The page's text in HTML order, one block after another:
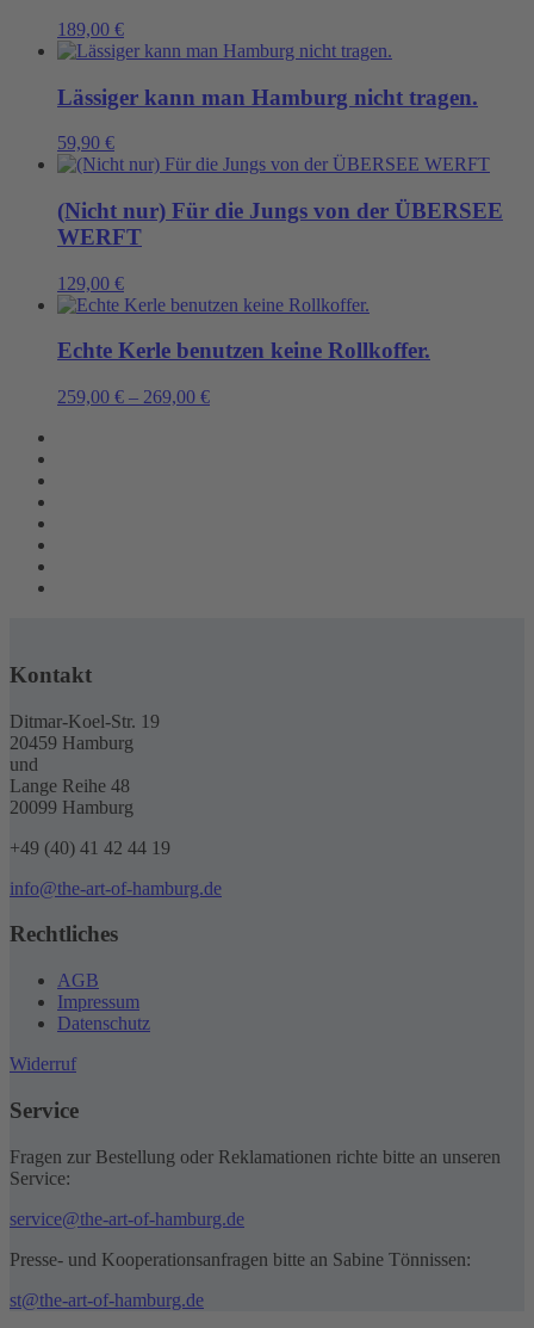
189,00 €
Lässiger kann man Hamburg nicht tragen.
59,90 €
(Nicht nur) Für die Jungs von der ÜBERSEE
WERFT
129,00 €
Echte Kerle benutzen keine Rollkoffer.
259,00 € – 269,00 €
Kontakt
Ditmar-Koel-Str. 19
20459 Hamburg
und
Lange Reihe 48
20099 Hamburg
+49 (40) 41 42 44 19
info@the-art-of-hamburg.de
Rechtliches
AGB
Impressum
Datenschutz
Widerruf
Service
Fragen zur Bestellung oder Reklamationen richte bitte an unseren
Service:
service@the-art-of-hamburg.de
Presse- und Kooperationsanfragen bitte an Sabine Tönnissen:
st@the-art-of-hamburg.de